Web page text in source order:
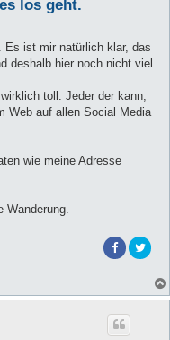
los geht.
Es ist mir natürlich klar, das
deshalb hier noch nicht viel
toll. Jeder der kann,
Web auf allen Social Media
wie meine Adresse
Wanderung.